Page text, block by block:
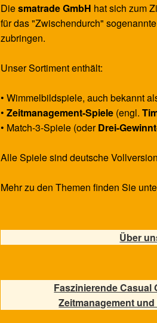
Diesmatrade GmbH hat sich zum
für das "Zwischendurch"
zubringen.
Unser Sortiment enthält:
• Wimmelbildspiele, auch bekannt
•Zeitmanagement-Spiele (engl.
• Match-3-Spiele (oderDrei-
Alle Spiele sind deutsche
Mehr zu den Themen finden Sie
Über
Faszinierende Casual
Zeitmanagement